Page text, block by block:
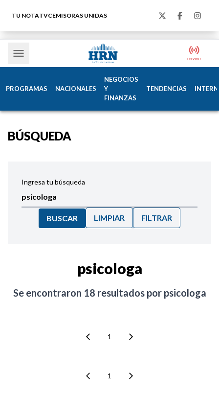
TU NOTATVCEMISORAS UNIDAS
PROGRAMAS NACIONALES
NEGOCIOS
Y
FINANZAS
TENDENCIAS
BÚSQUEDA
Ingresa tu búsqueda
BUSCAR LIMPIAR FILTRAR
psicologa
Se encontraron 18 resultados por psicologa
1
1